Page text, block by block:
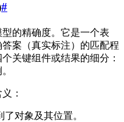
#
的精确度。它是一个表
案（真实标注）的匹配程
关键组件或结果的细分：
：
对象及其位置。